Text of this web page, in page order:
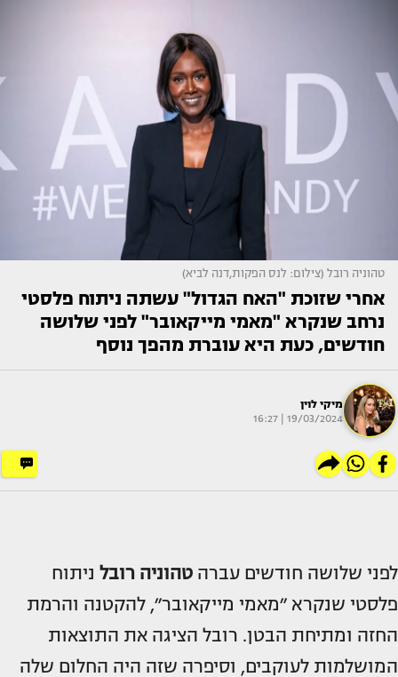
טהוניה רובל (צילום: לנס הפקות,דנה לביא)
אחרי שזוכת "האח הגדול" עשתה ניתוח פלסטי
נרחב שנקרא "מאמי מייקאובר" לפני שלושה
חודשים, כעת היא עוברת מהפך נוסף
מיקי לוין
19/03/2024 | 16:27
לפני שלושה חודשים עברה טהוניה רובל ניתוח
פלסטי שנקרא ״מאמי מייקאובר״, להקטנה והרמת
החזה ומתיחת הבטן. רובל הציגה את התוצאות
המושלמות לעוקבים, וסיפרה שזה היה החלום שלה